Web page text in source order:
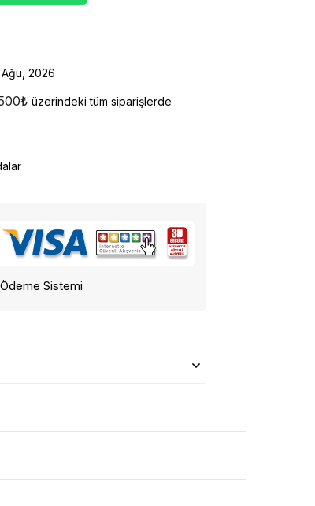
Ağu, 2026
₺ üzerindeki tüm siparişlerde
Sistemi